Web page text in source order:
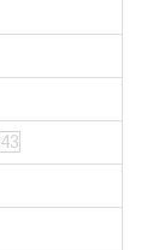
43